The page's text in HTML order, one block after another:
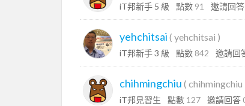
iT邦新手 5 級 點數 91 邀請回答
yehchitsai ( yehchitsai )
iT邦新手 3 級 點數 842 邀請回
chihmingchiu ( chihmingchiu
iT邦見習生 點數 127 邀請回答